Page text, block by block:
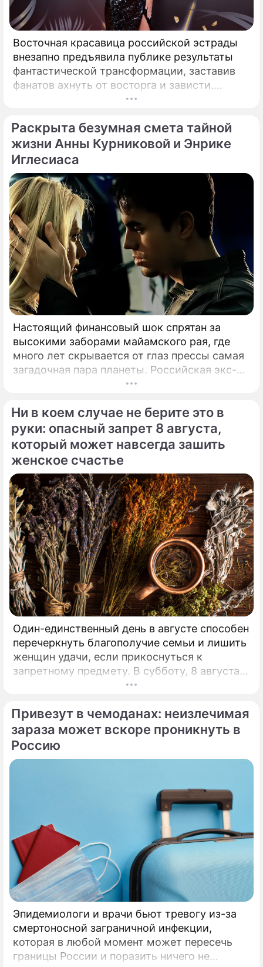
Восточная красавица российской эстрады
внезапно предъявила публике результаты
фантастической трансформации, заставив
фанатов ахнуть от восторга и зависти.
Знаменитая певица Жасмин всегда
формами, однако ее свежие снимки
спровоцировали настоящую бурю в Сети.
Раскрыта безумная смета тайной
жизни Анны Курниковой и Энрике
Иглесиаса
Настоящий финансовый шок спрятан за
высокими заборами майамского рая, где
много лет скрывается от глаз прессы самая
загадочная пара планеты. Российская экс-
теннисистка Анна Курникова и испанский
двадцати лет удерживают статус одной из
самых закрытых и непубличных пар
мирового шоу-бизнеса.
Ни в коем случае не берите это в
руки: опасный запрет 8 августа,
который может навсегда зашить
женское счастье
Один-единственный день в августе способен
перечеркнуть благополучие семьи и лишить
женщин удачи, если прикоснуться к
запретному предмету. В субботу, 8 августа,
православная церковь молитвенно чтит
Ермолая, Ермиппа и Ермократа, иереев
Никомидийских.
Привезут в чемоданах: неизлечимая
зараза может вскоре проникнуть в
Россию
Эпидемиологи и врачи бьют тревогу из-за
смертоносной заграничной инфекции,
которая в любой момент может пересечь
границы России и поразить ничего не